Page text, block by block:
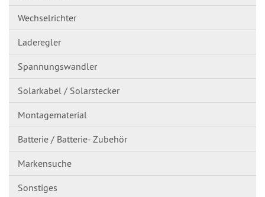
Wechselrichter
Laderegler
Spannungswandl​er
Solarkabel / Solarstecker
Montagematerial
Batterie / Batterie- Zubehör
Markensuche
Sonstiges